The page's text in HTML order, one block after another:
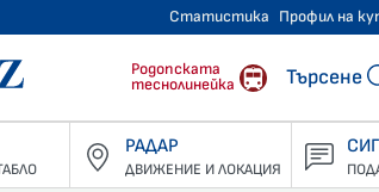
Статистика Профил на
БДЖ - Пътнически превози
Родопската
теснолинейка
Търсене
РАДАР
ДВИЖЕНИЕ И ЛОКАЦИЯ